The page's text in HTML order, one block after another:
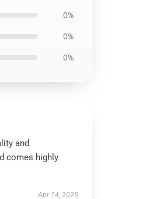
0%
0%
0%
and
comes highly
Apr 14, 2025